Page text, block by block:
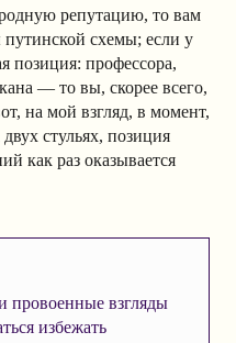
репутацию, то вам
путинской схемы; если у
позиция: профессора,
— то вы, скорее всего,
на мой взгляд, в момент,
стульях, позиция
как раз оказывается
провоенные взгляды
избежать